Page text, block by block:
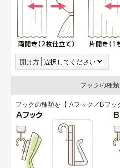
開け方
フックの種類
フックの種類を【 Aフック／Bフッ